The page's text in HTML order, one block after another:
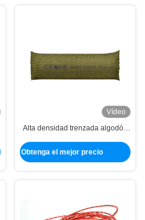
Vídeo
Alta densidad trenzada algodón
cable que envuelve para los
teléfonos
Obtenga el mejor precio